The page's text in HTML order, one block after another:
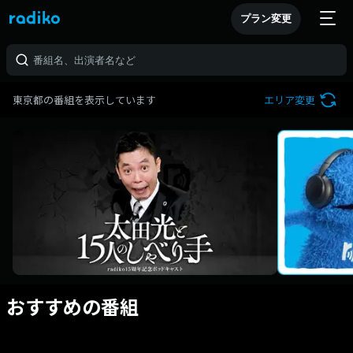
プラン変更
東京都の番組を表示しています エリア変更
おすすめの番組